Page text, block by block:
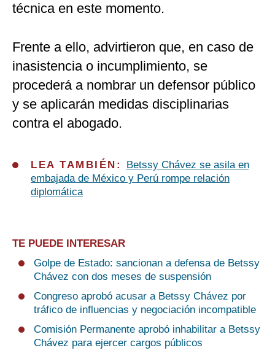
técnica en este momento.
Frente a ello, advirtieron que, en caso de
inasistencia o incumplimiento, se
procederá a nombrar un defensor público
y se aplicarán medidas disciplinarias
contra el abogado.
LEA TAMBIÉN:
Betssy Chávez se asila en
embajada de México y Perú rompe relación
diplomática
TE PUEDE INTERESAR
Golpe de Estado: sancionan a defensa de Betssy
Chávez con dos meses de suspensión
Congreso aprobó acusar a Betssy Chávez por
tráfico de influencias y negociación incompatible
Comisión Permanente aprobó inhabilitar a Betssy
Chávez para ejercer cargos públicos